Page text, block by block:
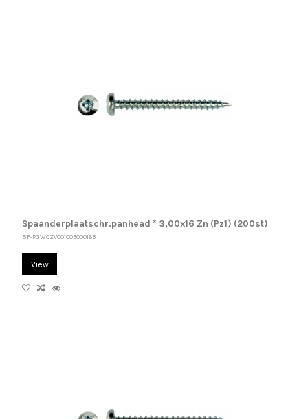
Spaanderplaatschr.panhead * 3,00x16 Zn (Pz1) (200st)
BF-PGWCZV001003000163
View